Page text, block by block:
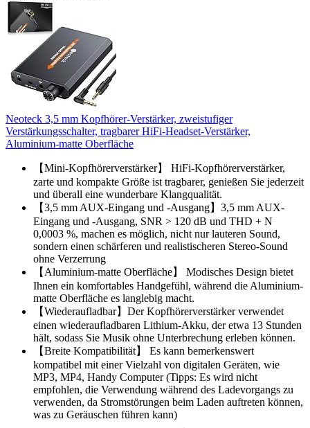
Neoteck 3,5 mm Kopfhörer-Verstärker, zweistufiger
Verstärkungsschalter, tragbarer HiFi-Headset-Verstärker,
Aluminium-matte Oberfläche
【Mini-Kopfhörerverstärker】 HiFi-Kopfhörerverstärker,
zarte und kompakte Größe ist tragbarer, genießen Sie jederzeit
und überall eine wunderbare Klangqualität.
【3,5 mm AUX-Eingang und -Ausgang】3,5 mm AUX-
Eingang und -Ausgang, SNR > 120 dB und THD + N
0,0003 %, machen es möglich, nicht nur lauteren Sound,
sondern einen schärferen und realistischeren Stereo-Sound
ohne Verzerrung
【Aluminium-matte Oberfläche】 Modisches Design bietet
Ihnen ein komfortables Handgefühl, während die Aluminium-
matte Oberfläche es langlebig macht.
【Wiederaufladbar】Der Kopfhörerverstärker verwendet
einen wiederaufladbaren Lithium-Akku, der etwa 13 Stunden
hält, sodass Sie Musik ohne Unterbrechung erleben können.
【Breite Kompatibilität】 Es kann bemerkenswert
kompatibel mit einer Vielzahl von digitalen Geräten, wie
MP3, MP4, Handy Computer (Tipps: Es wird nicht
empfohlen, die Verwendung während des Ladevorgangs zu
verwenden, da Stromstörungen beim Laden auftreten können,
was zu Geräuschen führen kann)